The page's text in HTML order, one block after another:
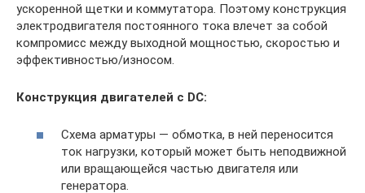
ускоренной щетки и коммутатора. Поэтому конструкция
электродвигателя постоянного тока влечет за собой
компромисс между выходной мощностью, скоростью и
эффективностью/износом.
Конструкция двигателей с DC:
Схема арматуры — обмотка, в ней переносится
ток нагрузки, который может быть неподвижной
или вращающейся частью двигателя или
генератора.